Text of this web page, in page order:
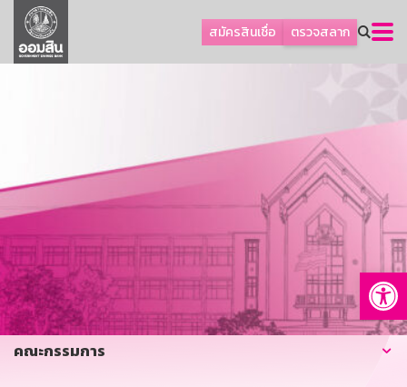
สมัครสินเชื่อ ตรวจสลาก
ลูกค้าธุรกิจ
ลูกค้าผู้ประกอบรายย่อย
การพัฒนาที่ยั่งยืน
ข่าวสาร
บริการทางการเงิน
อื่นๆ
ติดต่อเรา
บริการออนไลน์
คณะกรรมการ